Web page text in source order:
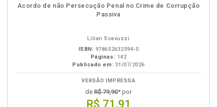
disponível
em
Disponível
na
páginas
Acordo de não Persecução Penal no Crime de Corrupção
Passiva
Lilian Scavuzzi
ISBN: 978652632594-0
Páginas: 142
Publicado em: 31/07/2026
VERSÃO IMPRESSA
de R$ 79,90* por